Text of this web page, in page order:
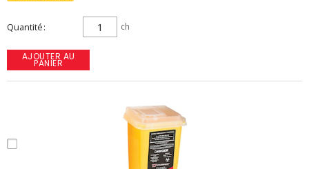
Quantité ch
AJOUTER AU
PANIER